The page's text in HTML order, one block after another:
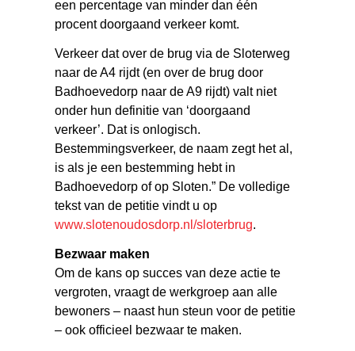
een percentage van minder dan één
procent doorgaand verkeer komt.
Verkeer dat over de brug via de Sloterweg
naar de A4 rijdt (en over de brug door
Badhoevedorp naar de A9 rijdt) valt niet
onder hun definitie van ‘doorgaand
verkeer’. Dat is onlogisch.
Bestemmingsverkeer, de naam zegt het al,
is als je een bestemming hebt in
Badhoevedorp of op Sloten.” De volledige
tekst van de petitie vindt u op
www.slotenoudosdorp.nl/sloterbrug.
Bezwaar maken
Om de kans op succes van deze actie te
vergroten, vraagt de werkgroep aan alle
bewoners – naast hun steun voor de petitie
– ook officieel bezwaar te maken.